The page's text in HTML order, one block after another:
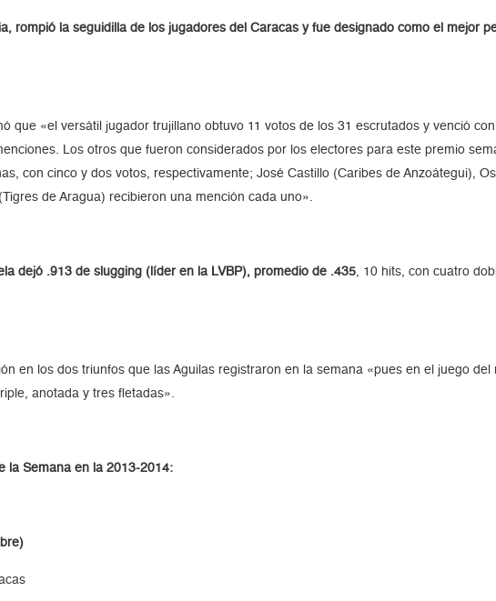
rompió la seguidilla de los jugadores del Caracas y fue designado como el mejor
que «el versátil jugador trujillano obtuvo 11 votos de los 31 escrutados y venció
Los otros que fueron considerados por los electores para este premio
con cinco y dos votos, respectivamente; José Castillo (Caribes de Anzoátegui),
de Aragua) recibieron una mención cada uno».
dejó .913 de slugging (líder en la LVBP), promedio de .435, 10 hits, con cuatro
en los dos triunfos que las Aguilas registraron en la semana «pues en el juego
anotada y tres fletadas».
la Semana en la 2013-2014: